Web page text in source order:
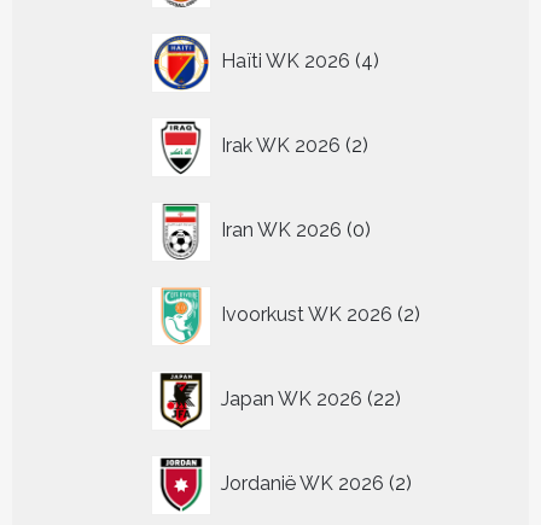
Haïti WK 2026 4
producten
Irak WK 2026 2
producten
Iran WK 2026 0
producten
Ivoorkust WK 2026 2
producten
Japan WK 2026 22
producten
Jordanië WK 2026 2
producten